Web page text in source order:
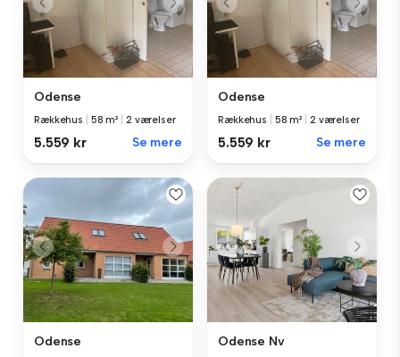
Odense
Rækkehus 58 m² 2 værelser
5.559 kr Se mere
Odense
Rækkehus 58 m² 2 værelser
5.559 kr Se mere
Odense Odense Nv